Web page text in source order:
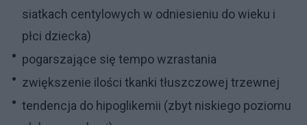
siatkach centylowych w odniesieniu do wieku i
płci dziecka)
pogarszające się tempo wzrastania
zwiększenie ilości tkanki tłuszczowej trzewnej
tendencja do hipoglikemii (zbyt niskiego poziomu